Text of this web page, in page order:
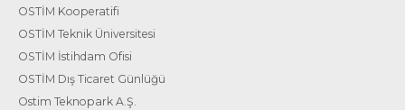
OSTİM Kooperatifi
OSTİM Teknik Üniversitesi
OSTİM İstihdam Ofisi
OSTİM Dış Ticaret Günlüğü
Ostim Teknopark A.Ş.